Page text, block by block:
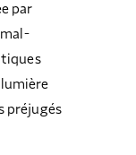
par
préjugés